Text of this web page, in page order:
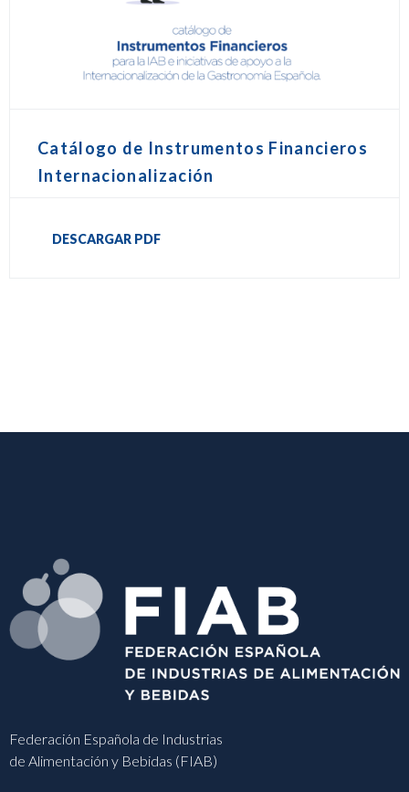
Catálogo de Instrumentos Financieros
Internacionalización
DESCARGAR PDF
Federación Española de Industrias
de Alimentación y Bebidas (FIAB)